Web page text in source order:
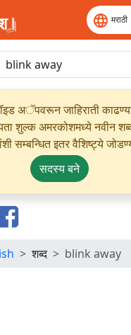
अॅपवरून जाहिराती
शुल्क अमरकोशमध्ये नवीन
सम्बन्धित इतर वैशिष्ट्ये
सदस्य बने
शब्द blink away